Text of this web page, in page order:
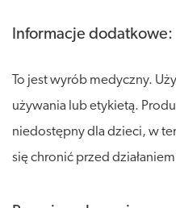
Informacje dodatkowe:
To jest wyrób medyczny.
używania lub etykietą.
niedostępny dla dzieci, w
się chronić przed